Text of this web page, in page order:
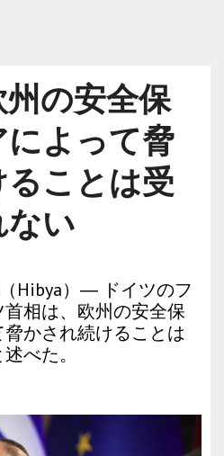
の安全保
よって脅
ことは受
い
Hibya）― ドイツのフ
相は、欧州の安全保
かされ続けることは
べた。